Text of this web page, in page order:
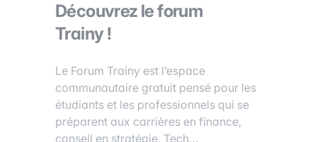
Découvrez le forum
Trainy !
Le Forum Trainy est l’espace
communautaire gratuit pensé pour les
étudiants et les professionnels qui se
préparent aux carrières en finance,
conseil en stratégie, Tech…